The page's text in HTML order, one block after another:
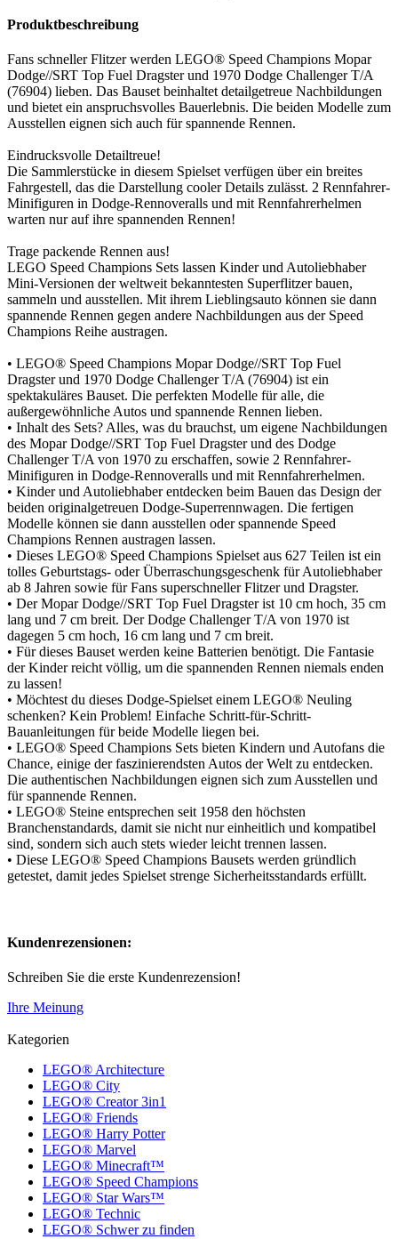
Produktbeschreibung
Fans schneller Flitzer werden LEGO® Speed Champions Mopar
Dodge//SRT Top Fuel Dragster und 1970 Dodge Challenger T/A
(76904) lieben. Das Bauset beinhaltet detailgetreue Nachbildungen
und bietet ein anspruchsvolles Bauerlebnis. Die beiden Modelle zum
Ausstellen eignen sich auch für spannende Rennen.
Eindrucksvolle Detailtreue!
Die Sammlerstücke in diesem Spielset verfügen über ein breites
Fahrgestell, das die Darstellung cooler Details zulässt. 2 Rennfahrer-
Minifiguren in Dodge-Rennoveralls und mit Rennfahrerhelmen
warten nur auf ihre spannenden Rennen!
Trage packende Rennen aus!
LEGO Speed Champions Sets lassen Kinder und Autoliebhaber
Mini-Versionen der weltweit bekanntesten Superflitzer bauen,
sammeln und ausstellen. Mit ihrem Lieblingsauto können sie dann
spannende Rennen gegen andere Nachbildungen aus der Speed
Champions Reihe austragen.
• LEGO® Speed Champions Mopar Dodge//SRT Top Fuel
Dragster und 1970 Dodge Challenger T/A (76904) ist ein
spektakuläres Bauset. Die perfekten Modelle für alle, die
außergewöhnliche Autos und spannende Rennen lieben.
• Inhalt des Sets? Alles, was du brauchst, um eigene Nachbildungen
des Mopar Dodge//SRT Top Fuel Dragster und des Dodge
Challenger T/A von 1970 zu erschaffen, sowie 2 Rennfahrer-
Minifiguren in Dodge-Rennoveralls und mit Rennfahrerhelmen.
• Kinder und Autoliebhaber entdecken beim Bauen das Design der
beiden originalgetreuen Dodge-Superrennwagen. Die fertigen
Modelle können sie dann ausstellen oder spannende Speed
Champions Rennen austragen lassen.
• Dieses LEGO® Speed Champions Spielset aus 627 Teilen ist ein
tolles Geburtstags- oder Überraschungsgeschenk für Autoliebhaber
ab 8 Jahren sowie für Fans superschneller Flitzer und Dragster.
• Der Mopar Dodge//SRT Top Fuel Dragster ist 10 cm hoch, 35 cm
lang und 7 cm breit. Der Dodge Challenger T/A von 1970 ist
dagegen 5 cm hoch, 16 cm lang und 7 cm breit.
• Für dieses Bauset werden keine Batterien benötigt. Die Fantasie
der Kinder reicht völlig, um die spannenden Rennen niemals enden
zu lassen!
• Möchtest du dieses Dodge-Spielset einem LEGO® Neuling
schenken? Kein Problem! Einfache Schritt-für-Schritt-
Bauanleitungen für beide Modelle liegen bei.
• LEGO® Speed Champions Sets bieten Kindern und Autofans die
Chance, einige der faszinierendsten Autos der Welt zu entdecken.
Die authentischen Nachbildungen eignen sich zum Ausstellen und
für spannende Rennen.
• LEGO® Steine entsprechen seit 1958 den höchsten
Branchenstandards, damit sie nicht nur einheitlich und kompatibel
sind, sondern sich auch stets wieder leicht trennen lassen.
• Diese LEGO® Speed Champions Bausets werden gründlich
getestet, damit jedes Spielset strenge Sicherheitsstandards erfüllt.
Kundenrezensionen:
Schreiben Sie die erste Kundenrezension!
Ihre Meinung
Kategorien
LEGO® Architecture
LEGO® City
LEGO® Creator 3in1
LEGO® Friends
LEGO® Harry Potter
LEGO® Marvel
LEGO® Minecraft™
LEGO® Speed Champions
LEGO® Star Wars™
LEGO® Technic
LEGO® Schwer zu finden